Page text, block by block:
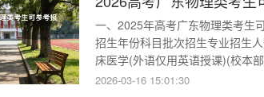
一、2025年高考广东物理类考生
招生年份科目批次招生专业招生
床医学(外语仅用英语授课)(校本
理类本科批临床医学(外语仅用英
2026-03-16 15:01:30